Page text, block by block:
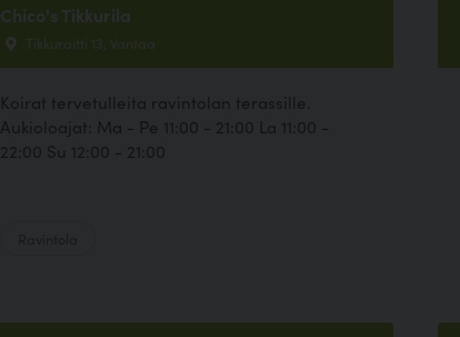
Chico's Tikkurila
Tikkuraitti 13, Vantaa
Koirat tervetulleita ravintolan terassille.
Aukioloajat: Ma - Pe 11:00 - 21:00 La 11:00 -
22:00 Su 12:00 - 21:00